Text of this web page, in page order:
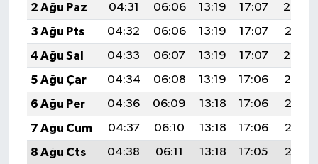
2 Ağu Paz
04:31 06:06 13:19 17:07
20:22
3 Ağu Pts
04:32 06:06 13:19 17:07
20:21
4 Ağu Sal
04:33 06:07 13:19 17:07
20:20
5 Ağu Çar
04:34 06:08 13:19 17:06
20:19
6 Ağu Per
04:36 06:09 13:18 17:06
20:18
7 Ağu Cum
04:37 06:10 13:18 17:06
20:17
8 Ağu Cts
04:38 06:11 13:18 17:05
20:16
İZMİR
KÜTAHYA
MANİSA
MUĞLA